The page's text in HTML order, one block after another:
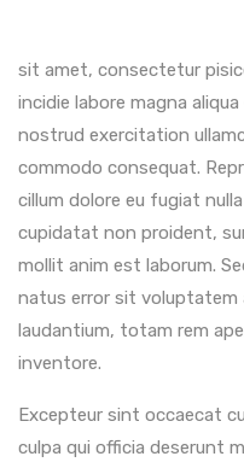
sit amet, consectetur
incidie labore magna
nostrud exercitation
commodo consequat.
cillum dolore eu fugiat
cupidatat non proident,
mollit anim est laborum.
natus error sit voluptatem
laudantium, totam rem
inventore.
Excepteur sint occaecat
culpa qui officia deserunt